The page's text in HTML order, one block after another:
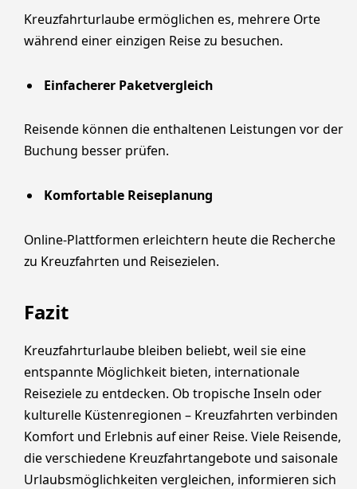
Kreuzfahrturlaube ermöglichen es, mehrere Orte
während einer einzigen Reise zu besuchen.
Einfacherer Paketvergleich
Reisende können die enthaltenen Leistungen vor der
Buchung besser prüfen.
Komfortable Reiseplanung
Online-Plattformen erleichtern heute die Recherche
zu Kreuzfahrten und Reisezielen.
Fazit
Kreuzfahrturlaube bleiben beliebt, weil sie eine
entspannte Möglichkeit bieten, internationale
Reiseziele zu entdecken. Ob tropische Inseln oder
kulturelle Küstenregionen – Kreuzfahrten verbinden
Komfort und Erlebnis auf einer Reise. Viele Reisende,
die verschiedene Kreuzfahrtangebote und saisonale
Urlaubsmöglichkeiten vergleichen, informieren sich